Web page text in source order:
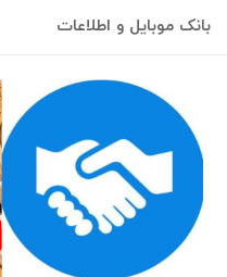
بانک موبایل و اطلاعات